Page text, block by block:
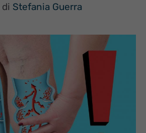
di Stefania Guerra